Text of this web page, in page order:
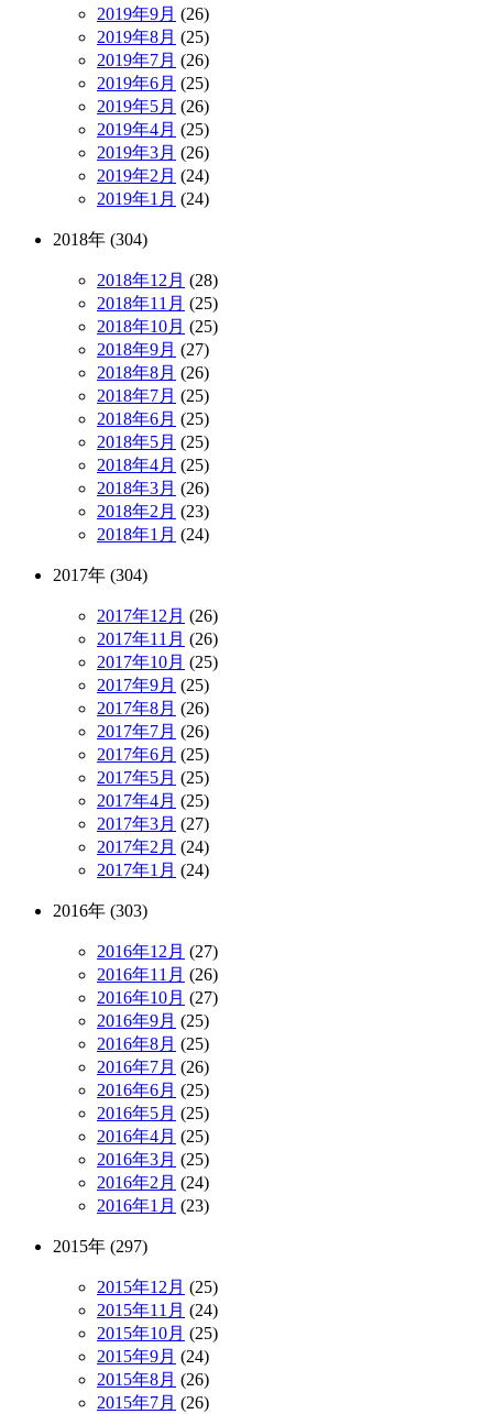
2019年9月 (26)
2019年8月 (25)
2019年7月 (26)
2019年6月 (25)
2019年5月 (26)
2019年4月 (25)
2019年3月 (26)
2019年2月 (24)
2019年1月 (24)
2018年 (304)
2018年12月 (28)
2018年11月 (25)
2018年10月 (25)
2018年9月 (27)
2018年8月 (26)
2018年7月 (25)
2018年6月 (25)
2018年5月 (25)
2018年4月 (25)
2018年3月 (26)
2018年2月 (23)
2018年1月 (24)
2017年 (304)
2017年12月 (26)
2017年11月 (26)
2017年10月 (25)
2017年9月 (25)
2017年8月 (26)
2017年7月 (26)
2017年6月 (25)
2017年5月 (25)
2017年4月 (25)
2017年3月 (27)
2017年2月 (24)
2017年1月 (24)
2016年 (303)
2016年12月 (27)
2016年11月 (26)
2016年10月 (27)
2016年9月 (25)
2016年8月 (25)
2016年7月 (26)
2016年6月 (25)
2016年5月 (25)
2016年4月 (25)
2016年3月 (25)
2016年2月 (24)
2016年1月 (23)
2015年 (297)
2015年12月 (25)
2015年11月 (24)
2015年10月 (25)
2015年9月 (24)
2015年8月 (26)
2015年7月 (26)